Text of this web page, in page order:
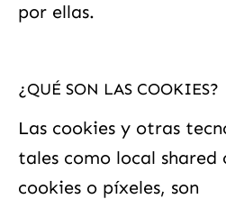
por ellas.
¿QUÉ SON LAS COOKIES?
Las cookies y otras
tales como local shared
cookies o píxeles, son